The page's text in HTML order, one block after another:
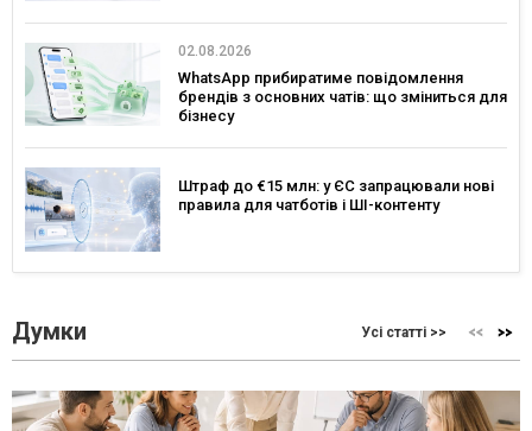
02.08.2026
WhatsApp прибиратиме повідомлення
брендів з основних чатів: що зміниться для
бізнесу
Штраф до €15 млн: у ЄС запрацювали нові
правила для чатботів і ШІ-контенту
Думки Усі статті >>